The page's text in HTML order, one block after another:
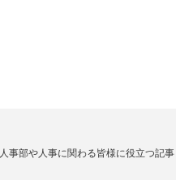
部や人事に関わる皆様に役立つ記